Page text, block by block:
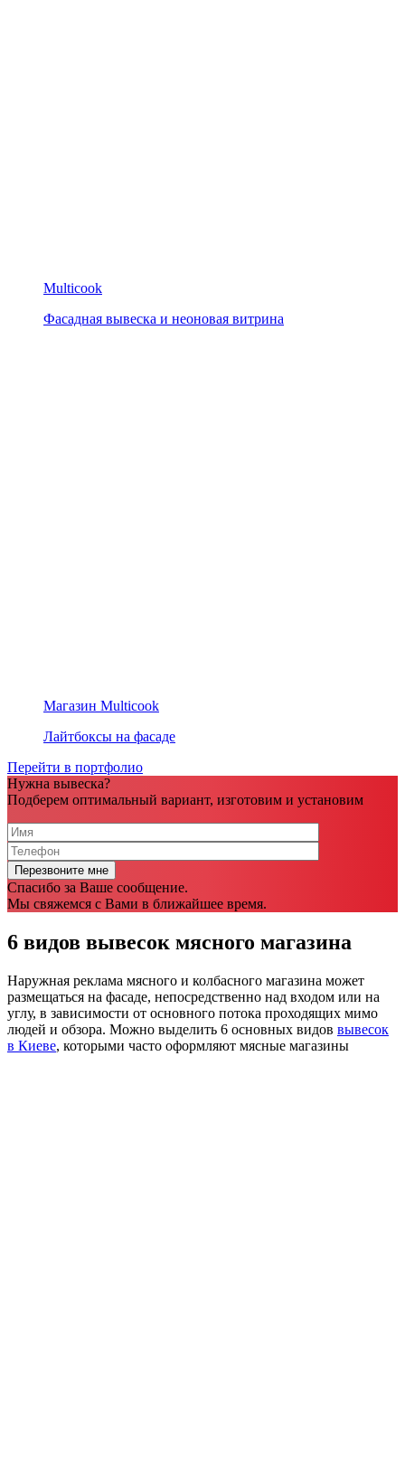
Multicook
Фасадная вывеска и неоновая витрина
Магазин Multicook
Лайтбоксы на фасаде
Перейти в портфолио
Нужна вывеска?
Подберем оптимальный вариант, изготовим и установим
Спасибо за Ваше сообщение.
Мы свяжемся с Вами в ближайшее время.
6 видов вывесок мясного магазина
Наружная реклама мясного и колбасного магазина может
размещаться на фасаде, непосредственно над входом или на
углу, в зависимости от основного потока проходящих мимо
людей и обзора. Можно выделить 6 основных видов вывесок
в Киеве, которыми часто оформляют мясные магазины